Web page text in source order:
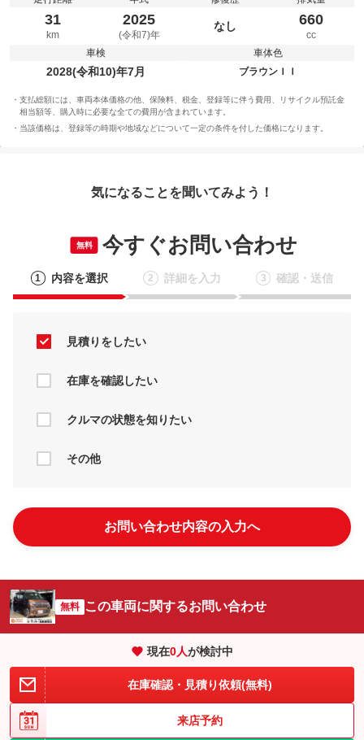
31
km
2025
(令和7)年
なし 660
cc
車検
2028(令和10)年7月
車体色
ブラウンＩＩ
支払総額には、車両本体価格の他、保険料、税金、登録等に伴う費用、リサイクル預託金
相当額等、購入時に必要な全ての費用が含まれています。
当該価格は、登録等の時期や地域などについて一定の条件を付した価格になります。
気になることを聞いてみよう！
無料 今すぐお問い合わせ
1 内容を選択 2 詳細を入力 3 確認・送信
見積りをしたい
在庫を確認したい
クルマの状態を知りたい
その他
お問い合わせ内容の入力へ
無料 この車両に関するお問い合わせ
現在0人が検討中
在庫確認・見積り依頼(無料)
来店予約